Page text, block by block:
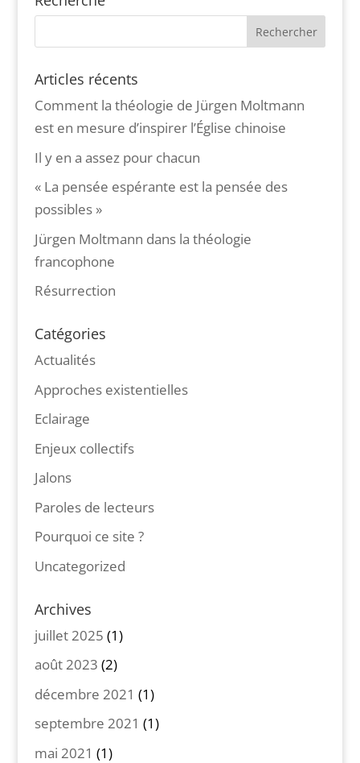
Articles récents
Comment la théologie de Jürgen Moltmann
est en mesure d’inspirer l’Église chinoise
Il y en a assez pour chacun
« La pensée espérante est la pensée des
possibles »
Jürgen Moltmann dans la théologie
francophone
Résurrection
Catégories
Actualités
Approches existentielles
Eclairage
Enjeux collectifs
Jalons
Paroles de lecteurs
Pourquoi ce site ?
Uncategorized
Archives
juillet 2025 (1)
août 2023 (2)
décembre 2021 (1)
septembre 2021 (1)
mai 2021 (1)